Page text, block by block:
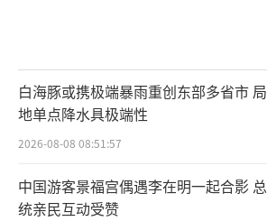
白海豚或携极端暴雨重创东部多省市 局
地单点降水具极端性
2026-08-08 08:51:57
中国游客景福宫偶遇李在明一起合影 总
统亲民互动受赞